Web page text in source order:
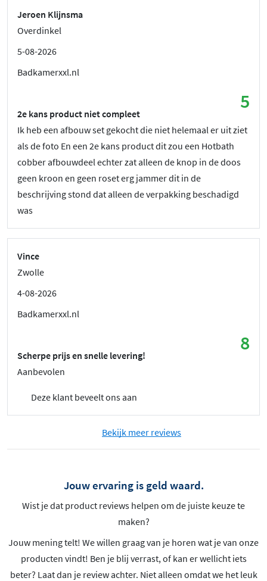
Jeroen Klijnsma
Overdinkel
5-08-2026
Badkamerxxl.nl
5
2e kans product niet compleet
Ik heb een afbouw set gekocht die niet helemaal er uit ziet
als de foto En een 2e kans product dit zou een Hotbath
cobber afbouwdeel echter zat alleen de knop in de doos
geen kroon en geen roset erg jammer dit in de
beschrijving stond dat alleen de verpakking beschadigd
was
Vince
Zwolle
4-08-2026
Badkamerxxl.nl
8
Scherpe prijs en snelle levering!
Aanbevolen
Deze klant beveelt ons aan
Bekijk meer reviews
Jouw ervaring is geld waard.
Wist je dat product reviews helpen om de juiste keuze te
maken?
Jouw mening telt! We willen graag van je horen wat je van onze
producten vindt! Ben je blij verrast, of kan er wellicht iets
beter? Laat dan je review achter. Niet alleen omdat we het leuk